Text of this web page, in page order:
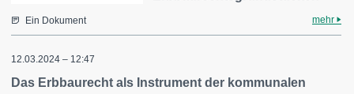
Ein Dokument mehr
12.03.2024 – 12:47
Das Erbbaurecht als Instrument der kommunalen